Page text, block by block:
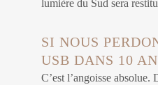
lumière du Sud sera
SI NOUS
USB DANS 10
C’est l’angoisse